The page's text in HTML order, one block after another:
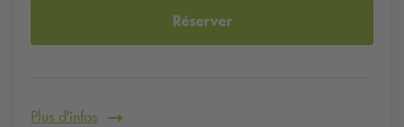
Réserver
Plus d'infos